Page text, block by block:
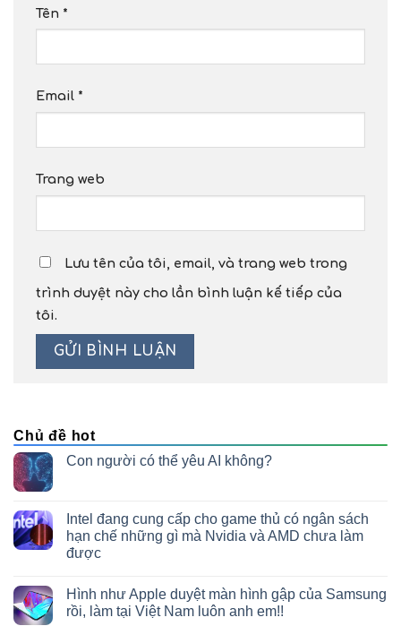
Tên *
Email *
Trang web
Lưu tên của tôi, email, và trang web trong
trình duyệt này cho lần bình luận kế tiếp của
tôi.
Chủ đề hot
Con người có thể yêu AI không?
Intel đang cung cấp cho game thủ có ngân sách
hạn chế những gì mà Nvidia và AMD chưa làm
được
Hình như Apple duyệt màn hình gập của Samsung
rồi, làm tại Việt Nam luôn anh em!!